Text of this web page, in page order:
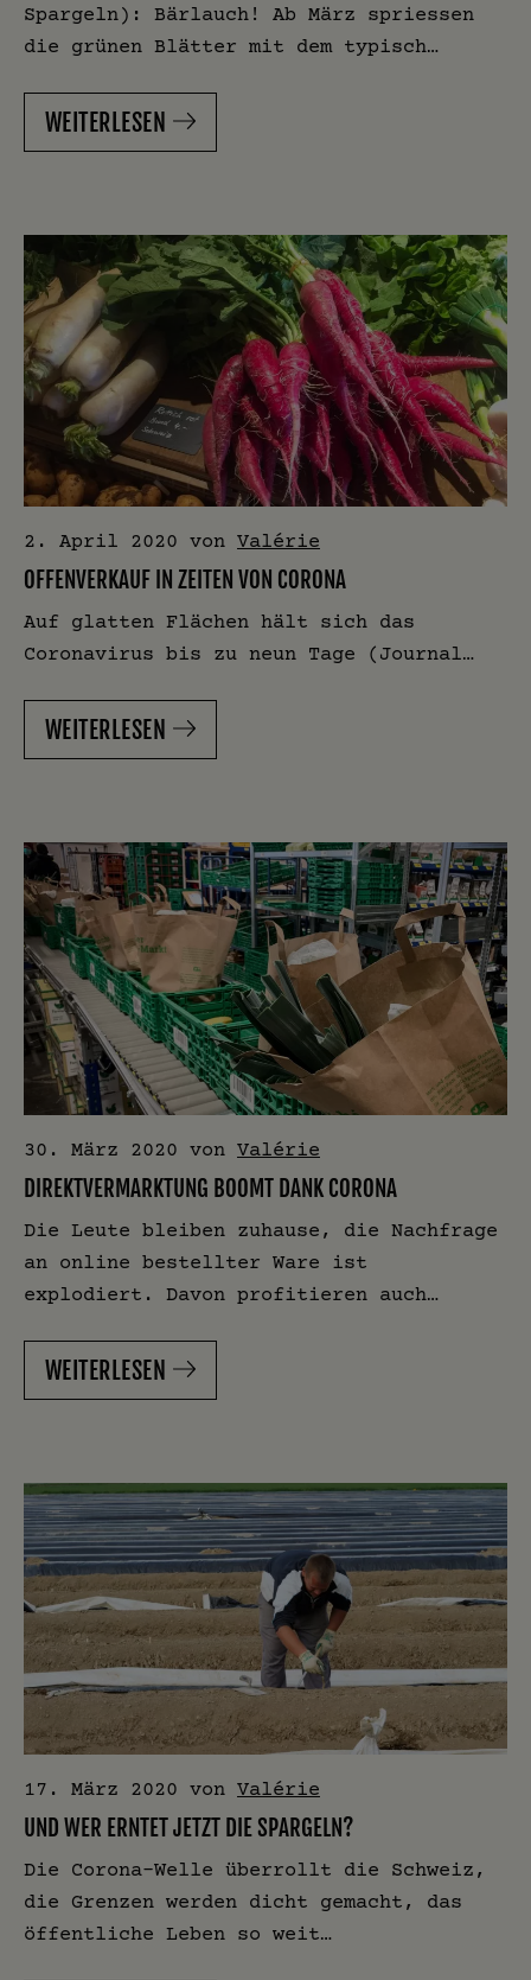
Spargeln): Bärlauch! Ab März spriessen
die grünen Blätter mit dem typisch…
WEITERLESEN
2. April 2020 von Valérie
OFFENVERKAUF IN ZEITEN VON CORONA
Auf glatten Flächen hält sich das
Coronavirus bis zu neun Tage (Journal…
WEITERLESEN
30. März 2020 von Valérie
DIREKTVERMARKTUNG BOOMT DANK CORONA
Die Leute bleiben zuhause, die Nachfrage
an online bestellter Ware ist
explodiert. Davon profitieren auch…
WEITERLESEN
17. März 2020 von Valérie
UND WER ERNTET JETZT DIE SPARGELN?
Die Corona-Welle überrollt die Schweiz,
die Grenzen werden dicht gemacht, das
öffentliche Leben so weit…